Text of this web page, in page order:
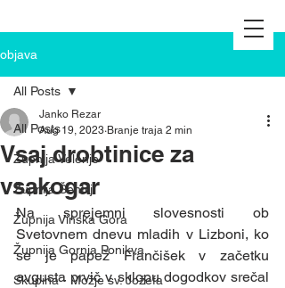
objava
All Posts
Župnija Velenje
Župnija Šentilj
Župnija Vinska Gora
Župnija Gornja Ponikva
Skupina - Možje sv. Jožefa
All Posts
Vsaj drobtinice za
vsakogar
Janko Rezar
Aug 19, 2023 Branje traja 2 min
Na sprejemni slovesnosti ob
Svetovnem dnevu mladih v Lizboni, ko
se je papež Frančišek v začetku
avgusta prvič v sklopu dogodkov srečal